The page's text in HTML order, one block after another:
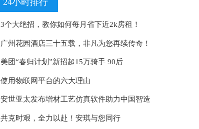
24小时排行
3个大绝招，教你如何每月省下近2k房租！
广州花园酒店三十五载，非凡为您再续传奇！
美团“春归计划”新招超15万骑手 90后
使用物联网平台的六大理由
安世亚太发布增材工艺仿真软件助力中国智造
共克时艰，全力以赴！安琪与您同行